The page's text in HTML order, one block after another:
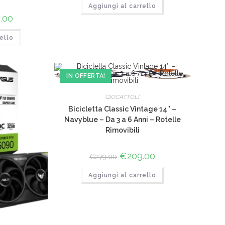
Il
attuale
è:
€559.00.
era:
€955.00.
è:
€764.00.
Aggiungi al carrello
IN OFFERTA!
GIOCATTOLI
Bicicletta Classic Vintage 14″ –
Navyblue – Da 3 a 6 Anni – Rotelle
Rimovibili
€279.00 Il
prezzo
originale
era:
€279.00.
€209.00
attuale
è:
€209.00.
Aggiungi al carrello